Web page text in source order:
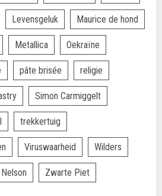
Levensgeluk Maurice de hond
Metallica Oekraïne
pâte brisée religie
Simon Carmiggelt
trekkertuig
Viruswaarheid Wilders
Zwarte Piet